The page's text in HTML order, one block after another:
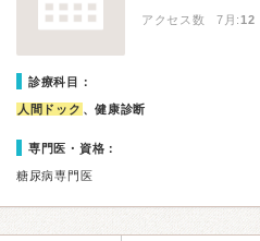
アクセス数 7月:12
診療科目：
人間ドック 、健康診断
専門医・資格：
糖尿病専門医